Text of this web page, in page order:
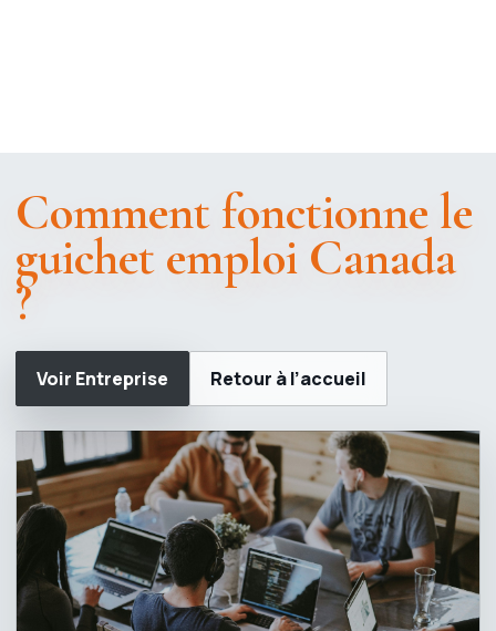
Comment fonctionne le
guichet emploi Canada
?
Voir Entreprise Retour à l’accueil